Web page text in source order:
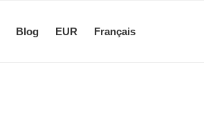
Blog EUR Français